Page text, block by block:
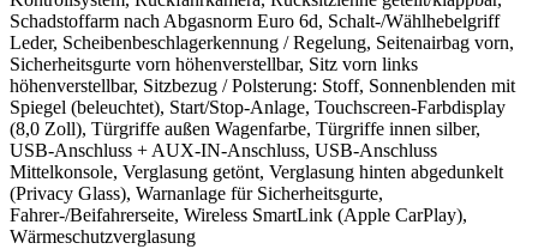
Schadstoffarm nach Abgasnorm Euro 6d, Schalt-/Wählhebelgriff
Leder, Scheibenbeschlagerkennung / Regelung, Seitenairbag vorn,
Sicherheitsgurte vorn höhenverstellbar, Sitz vorn links
höhenverstellbar, Sitzbezug / Polsterung: Stoff, Sonnenblenden mit
Spiegel (beleuchtet), Start/Stop-Anlage, Touchscreen-Farbdisplay
(8,0 Zoll), Türgriffe außen Wagenfarbe, Türgriffe innen silber,
USB-Anschluss + AUX-IN-Anschluss, USB-Anschluss
Mittelkonsole, Verglasung getönt, Verglasung hinten abgedunkelt
(Privacy Glass), Warnanlage für Sicherheitsgurte,
Fahrer-/Beifahrerseite, Wireless SmartLink (Apple CarPlay),
Wärmeschutzverglasung